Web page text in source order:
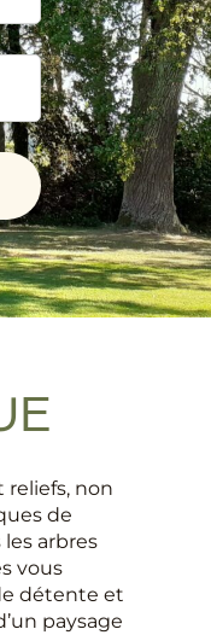
reliefs, non
de
arbres
vous
détente et
paysage